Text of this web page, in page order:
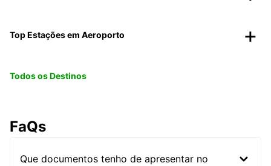
Top Estações em Aeroporto
Todos os Destinos
FaQs
Que documentos tenho de apresentar no